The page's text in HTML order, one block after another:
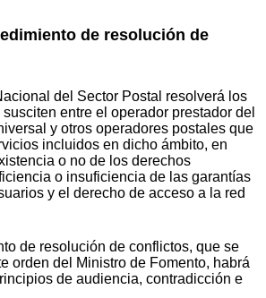
de resolución de
del Sector Postal resolverá los
entre el operador prestador del
y otros operadores postales que
incluidos en dicho ámbito, en
o no de los derechos
o insuficiencia de las garantías
y el derecho de acceso a la red
de resolución de conflictos, que se
orden del Ministro de Fomento, habrá
de audiencia, contradicción e